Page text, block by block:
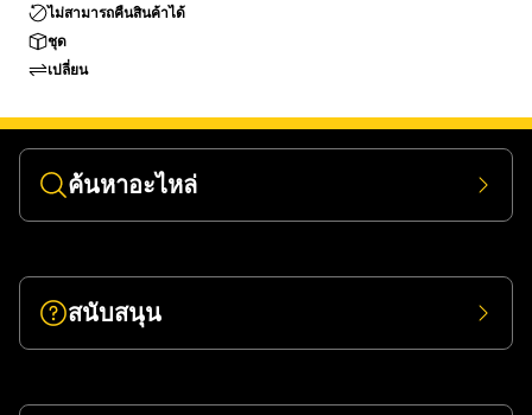
ไม่สามารถคืนสินค้าได้
ชุด
เปลี่ยน
ค้นหาอะไหล่
สนับสนุน